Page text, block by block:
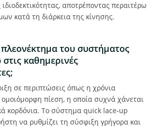
αποτρέποντας περαιτέρω
κατά τη διάρκεια της κίνησης.
πλεονέκτημα του συστήματος
καθημερινές
σε περιπτώσεις όπως η χρόνια
ομοιόμορφη πίεση, η οποία συχνά χάνεται
κορδόνια. Το σύστημα quick lace-up
να ρυθμίζει τη σύσφιξη γρήγορα και